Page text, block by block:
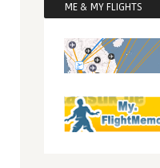
ME & MY FLIGHTS